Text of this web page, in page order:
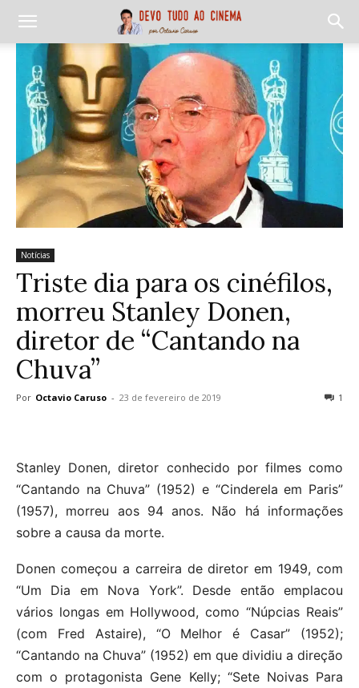
Notícias
Triste dia para os cinéfilos,
morreu Stanley Donen,
diretor de “Cantando na
Chuva”
Por Octavio Caruso - 23 de fevereiro de 2019 1
Stanley Donen, diretor conhecido por filmes como
“Cantando na Chuva” (1952) e “Cinderela em Paris”
(1957), morreu aos 94 anos. Não há informações
sobre a causa da morte.
Donen começou a carreira de diretor em 1949, com
“Um Dia em Nova York”. Desde então emplacou
vários longas em Hollywood, como “Núpcias Reais”
(com Fred Astaire), “O Melhor é Casar” (1952);
“Cantando na Chuva” (1952) em que dividiu a direção
com o protagonista Gene Kelly; “Sete Noivas Para